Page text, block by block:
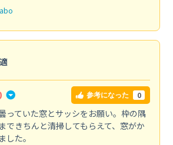
参考になった 0
っていた窓とサッシをお願い。枠の隅
できちんと清掃してもらえて、窓がか
した。